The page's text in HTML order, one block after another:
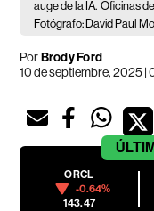
auge de la IA. Oficinas
Fotógrafo: David Paul
PorBrody Ford
10 de septiembre, 2025 |
ORCL
-0.64%
143.47